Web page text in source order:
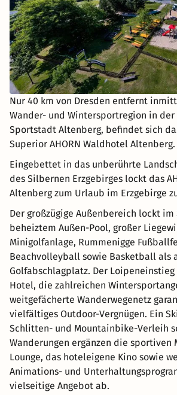
Nur 40 km von Dresden entfernt
Wander- und Wintersportregion in der
Sportstadt Altenberg, befindet sich
Superior AHORN Waldhotel Altenberg.
Eingebettet in das unberührte
des Silbernen Erzgebirges lockt das
Altenberg zum Urlaub im Erzgebirge
Der großzügige Außenbereich lockt
beheiztem Außen-Pool, großer
Minigolfanlage, Rummenigge
Beachvolleyball sowie Basketball als
Golfabschlagplatz. Der
Hotel, die zahlreichen
weitgefächerte Wanderwegenetz
vielfältiges Outdoor-Vergnügen. Ein
Schlitten- und Mountainbike-Verleih
Wanderungen ergänzen die sportiven
Lounge, das hoteleigene Kino sowie
Animations- und
vielseitige Angebot ab.